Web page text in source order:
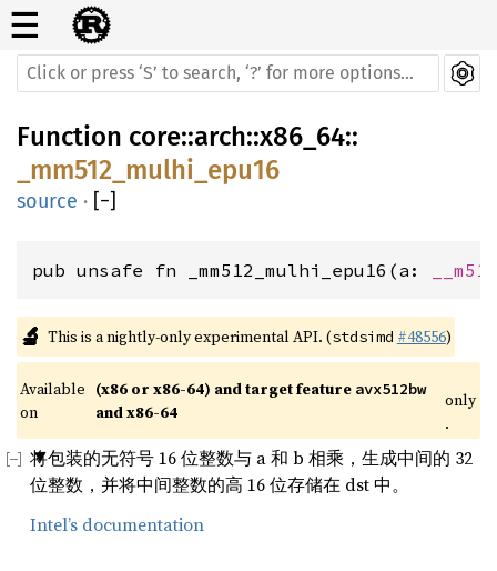
☰
Function core::arch::x86_64::
_mm512_mulhi_epu16
source · [−]
pub unsafe fn _mm512_mulhi_epu16(a:
🔬 This is a nightly-only experimental API. (stdsimd #48556)
Available
on
(x86 or x86-64) and target feature avx512bw
and x86-64
only
.
将包装的无符号 16 位整数与 a 和 b 相乘，生成中间的 32
位整数，并将中间整数的高 16 位存储在 dst 中。
Intel’s documentation